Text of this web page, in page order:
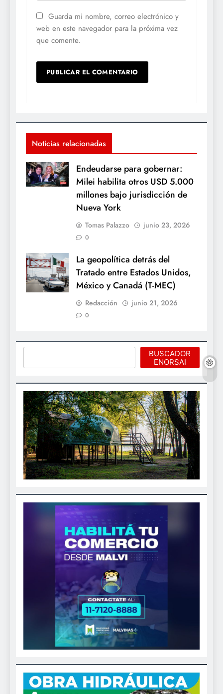
Guarda mi nombre, correo electrónico y
web en este navegador para la próxima vez
que comente.
Noticias relacionadas
Endeudarse para gobernar:
Milei habilita otros USD 5.000
millones bajo jurisdicción de
Nueva York
Tomas Palazzo junio 23, 2026
0
La geopolítica detrás del
Tratado entre Estados Unidos,
México y Canadá (T-MEC)
Redacción junio 21, 2026
0
BUSCADOR
ENORSAI